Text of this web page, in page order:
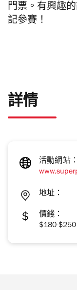
門票。有興趣
記參賽！
詳情
活動網站：
地址：
價錢：
$180-$250